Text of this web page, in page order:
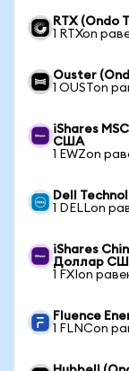
RTX
1 RTXon
Ouster
1 OUSTon
iShares
США
1 EWZon
Dell
1 DELLon
iShares
Доллар
1 FXIon
Fluence
1 FLNCon